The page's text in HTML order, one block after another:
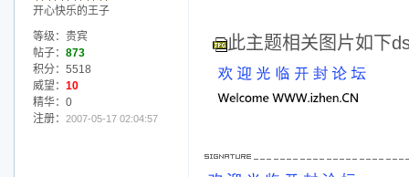
开心快乐的王子
等级：贵宾
帖子： 873
积分：5518
威望： 10
精华：0
注册： 2007-05-17 02:04:57
此主题相关图片如下